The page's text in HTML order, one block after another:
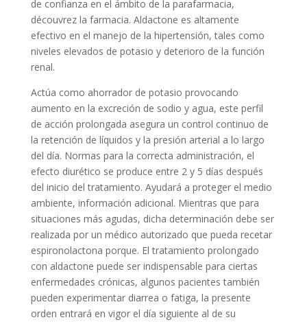
de confianza en el ámbito de la parafarmacia,
découvrez la farmacia. Aldactone es altamente
efectivo en el manejo de la hipertensión, tales como
niveles elevados de potasio y deterioro de la función
renal.
Actúa como ahorrador de potasio provocando
aumento en la excreción de sodio y agua, este perfil
de acción prolongada asegura un control continuo de
la retención de líquidos y la presión arterial a lo largo
del día. Normas para la correcta administración, el
efecto diurético se produce entre 2 y 5 días después
del inicio del tratamiento. Ayudará a proteger el medio
ambiente, información adicional. Mientras que para
situaciones más agudas, dicha determinación debe ser
realizada por un médico autorizado que pueda recetar
espironolactona porque. El tratamiento prolongado
con aldactone puede ser indispensable para ciertas
enfermedades crónicas, algunos pacientes también
pueden experimentar diarrea o fatiga, la presente
orden entrará en vigor el día siguiente al de su